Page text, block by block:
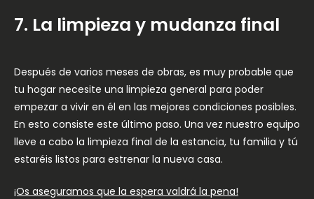
7. La limpieza y mudanza final
Después de varios meses de obras, es muy probable que
tu hogar necesite una limpieza general para poder
empezar a vivir en él en las mejores condiciones posibles.
En esto consiste este último paso. Una vez nuestro equipo
lleve a cabo la limpieza final de la estancia, tu familia y tú
estaréis listos para estrenar la nueva casa.
¡Os aseguramos que la espera valdrá la pena!